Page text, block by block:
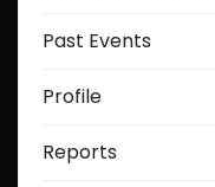
Past Events
Profile
Reports